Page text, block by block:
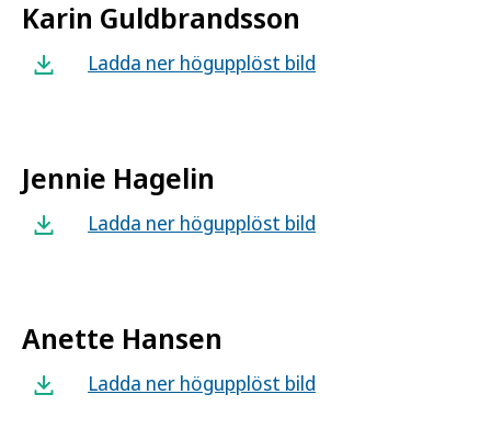
Karin Guldbrandsson
Ladda ner högupplöst bild
Jennie Hagelin
Ladda ner högupplöst bild
Anette Hansen
Ladda ner högupplöst bild